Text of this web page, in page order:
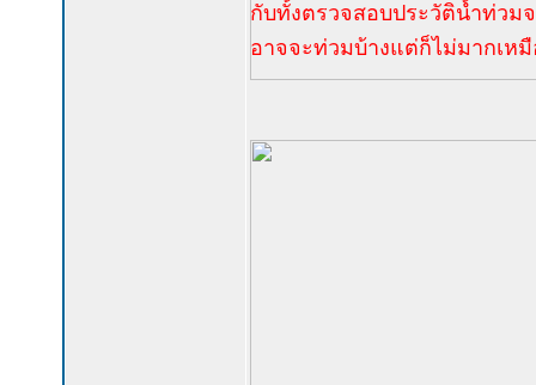
กับทั้งตรวจสอบประวัติน้ำท่วม
อาจจะท่วมบ้างแต่ก็ไม่มากเห